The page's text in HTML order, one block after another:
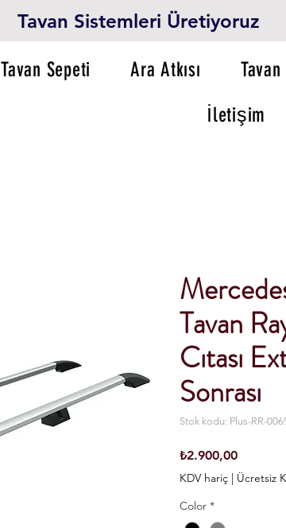
Tavan Sistemleri Üretiyoruz
Tavan Sepeti Ara Atkısı
İletişim
Tavan
Cıtası
Sonrası
Stok kodu: Plus-RR-
₺2.900,00Fiyat
KDV hariç | Ücretsiz
Color *